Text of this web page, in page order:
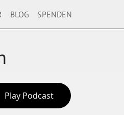
BLOG SPENDEN